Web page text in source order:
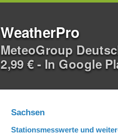
WeatherPro
MeteoGroup
2,99 € - In Google
Sachsen
Stationsmesswerte und